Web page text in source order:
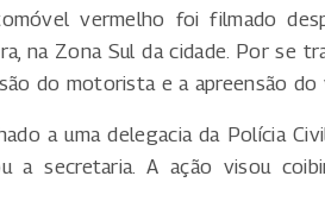
vermelho foi filmado
na Zona Sul da cidade. Por se
do motorista e a apreensão
a uma delegacia da Polícia
a secretaria. A ação visou